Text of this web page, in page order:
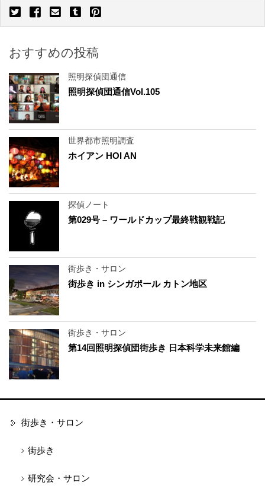
おすすめの投稿
照明探偵団通信
照明探偵団通信Vol.105
世界都市照明調査
ホイアン HOI AN
探偵ノート
第029号 – ワールドカップ最終戦観戦記
街歩き・サロン
街歩き in シンガポール カトン地区
街歩き・サロン
第14回照明探偵団街歩き 日本科学未来館編
街歩き・サロン
街歩き
研究会・サロン